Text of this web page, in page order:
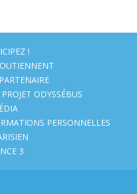
!
ODYSSÉBUS
PERSONNELLES
3